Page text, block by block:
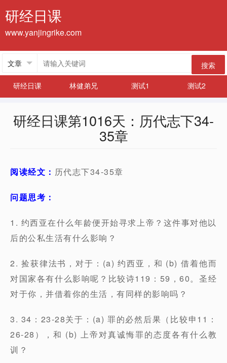
研经日课
www.yanjingrike.com
搜索
研经日课
林健弟兄 测试1 测试2
研经日课第1016天：历代志下34-
35章
阅读经文： 历代志下34-35章
问题思考：
1. 约西亚在什么年龄便开始寻求上帝？这件事对他以
后的公私生活有什么影响？
2. 捡获律法书，对于：(a) 约西亚，和 (b) 借着他而
对国家各有什么影响呢？比较诗119：59，60。圣经
对于你，并借着你的生活，有同样的影响吗？
3. 34：23-28关于：(a) 罪的必然后果（比较申11：
26-28），和 (b) 上帝对真诚悔罪的态度各有什么教
训？